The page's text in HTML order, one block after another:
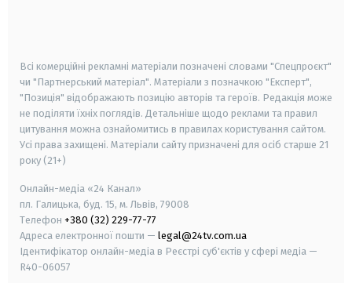
Всі комерційні рекламні матеріали позначені словами "Спецпроєкт"
чи "Партнерський матеріал". Матеріали з позначкою "Експерт",
"Позиція" відображають позицію авторів та героїв. Редакція може
не поділяти їхніх поглядів. Детальніше щодо реклами та правил
цитування можна ознайомитись в правилах користування сайтом.
Усі права захищені. Матеріали сайту призначені для осіб старше 21
року (21+)
Онлайн-медіа «24 Канал»
пл. Галицька, буд. 15, м. Львів, 79008
Телефон +380 (32) 229-77-77
Адреса електронної пошти — legal@24tv.com.ua
Ідентифікатор онлайн-медіа в Реєстрі суб'єктів у сфері медіа —
R40-06057